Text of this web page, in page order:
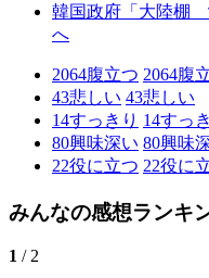
韓国政府「大陸棚
へ
2064腹立つ 2064腹
43悲しい 43悲しい
14すっきり 14すっ
80興味深い 80興味
22役に立つ 22役に
みんなの感想ランキ
1 / 2